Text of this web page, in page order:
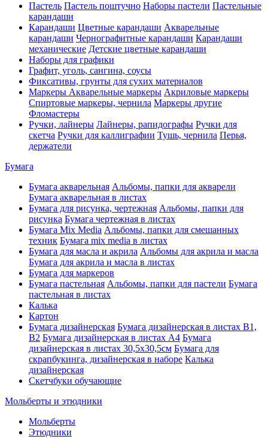
Пастель Пастель поштучно Наборы пастели Пастельные
карандаши
Карандаши Цветные карандаши Акварельные
карандаши Чернографитные карандаши Карандаши
механические Детские цветные карандаши
Наборы для графики
Графит, уголь, сангина, соусы
Фиксативы, грунты для сухих материалов
Маркеры Акварельные маркеры Акриловые маркеры
Спиртовые маркеры, чернила Маркеры другие
Фломастеры
Ручки, лайнеры Лайнеры, рапидографы Ручки для
скетча Ручки для каллиграфии Тушь, чернила Перья,
держатели
Бумага
Бумага акварельная Альбомы, папки для акварели
Бумага акварельная в листах
Бумага для рисунка, чертежная Альбомы, папки для
рисунка Бумага чертежная в листах
Бумага Mix Media Альбомы, папки для смешанных
техник Бумага mix media в листах
Бумага для масла и акрила Альбомы для акрила и масла
Бумага для акрила и масла в листах
Бумага для маркеров
Бумага пастельная Альбомы, папки для пастели Бумага
пастельная в листах
Калька
Картон
Бумага дизайнерская Бумага дизайнерская в листах В1,
В2 Бумага дизайнерская в листах А4 Бумага
дизайнерская в листах 30,5х30,5см Бумага для
скрапбукинга, дизайнерская в наборе Калька
дизайнерская
Скетчбуки обучающие
Мольберты и этюдники
Мольберты
Этюдники